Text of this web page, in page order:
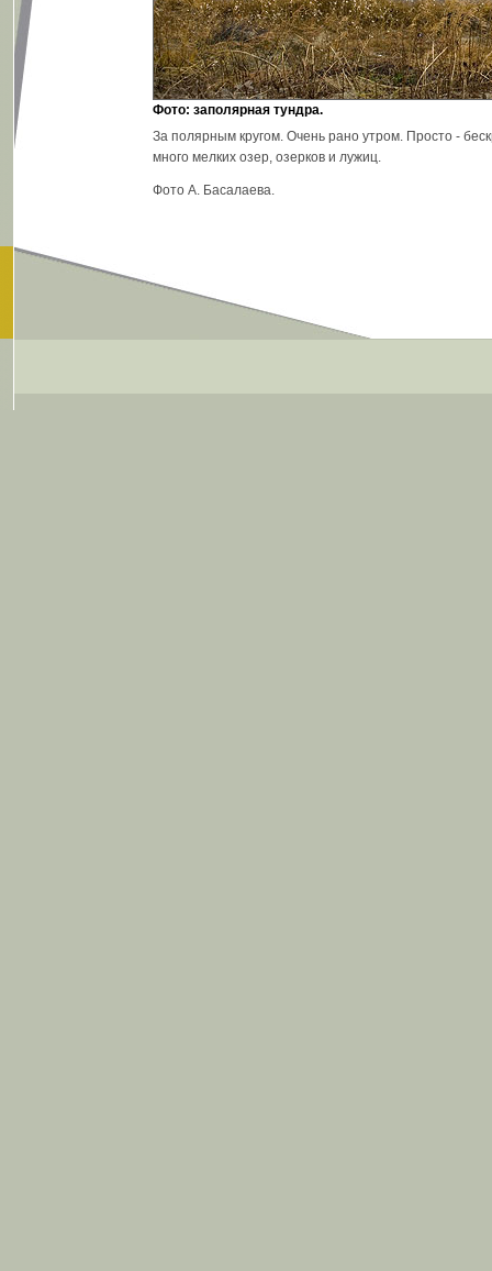
Фото: заполярная тундра.
За полярным кругом. Очень рано утром. Просто -
много мелких озер, озерков и лужиц.
Фото А. Басалаева.